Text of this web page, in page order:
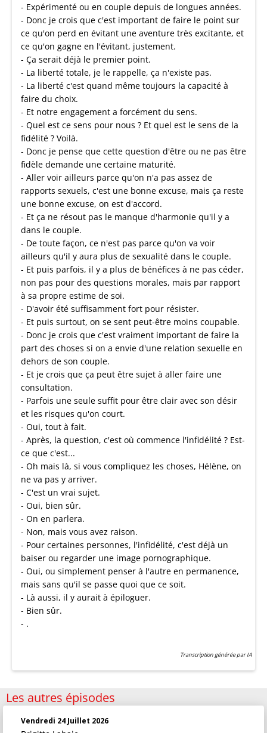
- Expérimenté ou en couple depuis de longues années.
- Donc je crois que c'est important de faire le point sur
ce qu'on perd en évitant une aventure très excitante, et
ce qu'on gagne en l'évitant, justement.
- Ça serait déjà le premier point.
- La liberté totale, je le rappelle, ça n'existe pas.
- La liberté c'est quand même toujours la capacité à
faire du choix.
- Et notre engagement a forcément du sens.
- Quel est ce sens pour nous ? Et quel est le sens de la
fidélité ? Voilà.
- Donc je pense que cette question d'être ou ne pas être
fidèle demande une certaine maturité.
- Aller voir ailleurs parce qu'on n'a pas assez de
rapports sexuels, c'est une bonne excuse, mais ça reste
une bonne excuse, on est d'accord.
- Et ça ne résout pas le manque d'harmonie qu'il y a
dans le couple.
- De toute façon, ce n'est pas parce qu'on va voir
ailleurs qu'il y aura plus de sexualité dans le couple.
- Et puis parfois, il y a plus de bénéfices à ne pas céder,
non pas pour des questions morales, mais par rapport
à sa propre estime de soi.
- D'avoir été suffisamment fort pour résister.
- Et puis surtout, on se sent peut-être moins coupable.
- Donc je crois que c'est vraiment important de faire la
part des choses si on a envie d'une relation sexuelle en
dehors de son couple.
- Et je crois que ça peut être sujet à aller faire une
consultation.
- Parfois une seule suffit pour être clair avec son désir
et les risques qu'on court.
- Oui, tout à fait.
- Après, la question, c'est où commence l'infidélité ? Est-
ce que c'est...
- Oh mais là, si vous compliquez les choses, Hélène, on
ne va pas y arriver.
- C'est un vrai sujet.
- Oui, bien sûr.
- On en parlera.
- Non, mais vous avez raison.
- Pour certaines personnes, l'infidélité, c'est déjà un
baiser ou regarder une image pornographique.
- Oui, ou simplement penser à l'autre en permanence,
mais sans qu'il se passe quoi que ce soit.
- Là aussi, il y aurait à épiloguer.
- Bien sûr.
- .
Transcription générée par IA
Les autres épisodes
Vendredi 24 Juillet 2026